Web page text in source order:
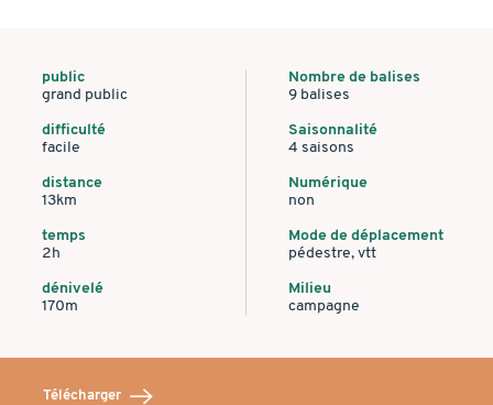
public
grand public
difficulté
facile
distance
13km
temps
2h
dénivelé
170m
Nombre de balises
9 balises
Saisonnalité
4 saisons
Numérique
non
Mode de déplacement
pédestre, vtt
Milieu
campagne
Télécharger